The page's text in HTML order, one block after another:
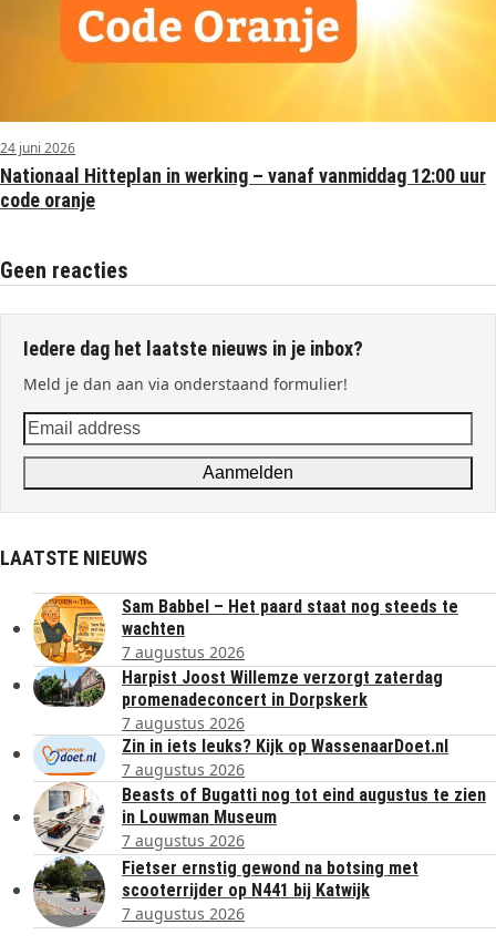
24 juni 2026
Nationaal Hitteplan in werking – vanaf vanmiddag 12:00 uur
code oranje
Geen reacties
Iedere dag het laatste nieuws in je inbox?
Meld je dan aan via onderstaand formulier!
Email
address
Aanmelden
LAATSTE NIEUWS
Sam Babbel – Het paard staat nog steeds te
wachten
7 augustus 2026
Harpist Joost Willemze verzorgt zaterdag
promenadeconcert in Dorpskerk
7 augustus 2026
Zin in iets leuks? Kijk op WassenaarDoet.nl
7 augustus 2026
Beasts of Bugatti nog tot eind augustus te zien
in Louwman Museum
7 augustus 2026
Fietser ernstig gewond na botsing met
scooterrijder op N441 bij Katwijk
7 augustus 2026